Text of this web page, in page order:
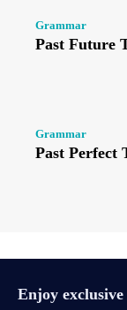
Grammar
Past Future
Grammar
Past Perfect
Enjoy